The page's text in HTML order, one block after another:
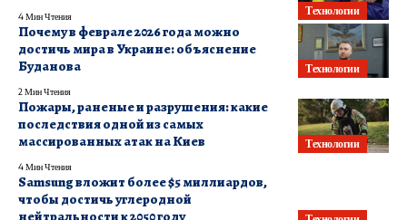
Технологии
4 Мин Чтения
Технологии
Почему в феврале 2026 года можно
достичь мира в Украине: объяснение
Буданова
2 Мин Чтения
Технологии
Пожары, раненые и разрушения: какие
последствия одной из самых
массированных атак на Киев
4 Мин Чтения
Samsung вложит более $5 миллиардов,
чтобы достичь углеродной
нейтральности к 2050 году